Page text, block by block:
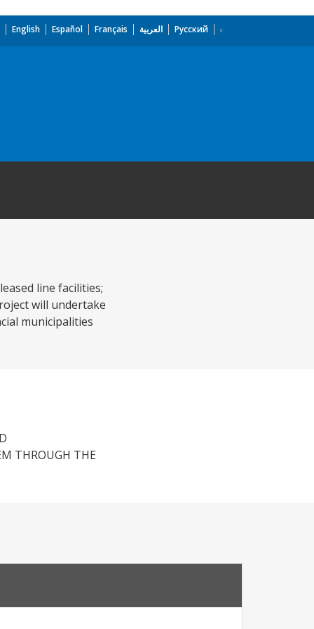
English Español Français العربية Русский
line facilities;
will undertake
municipalities
THROUGH THE